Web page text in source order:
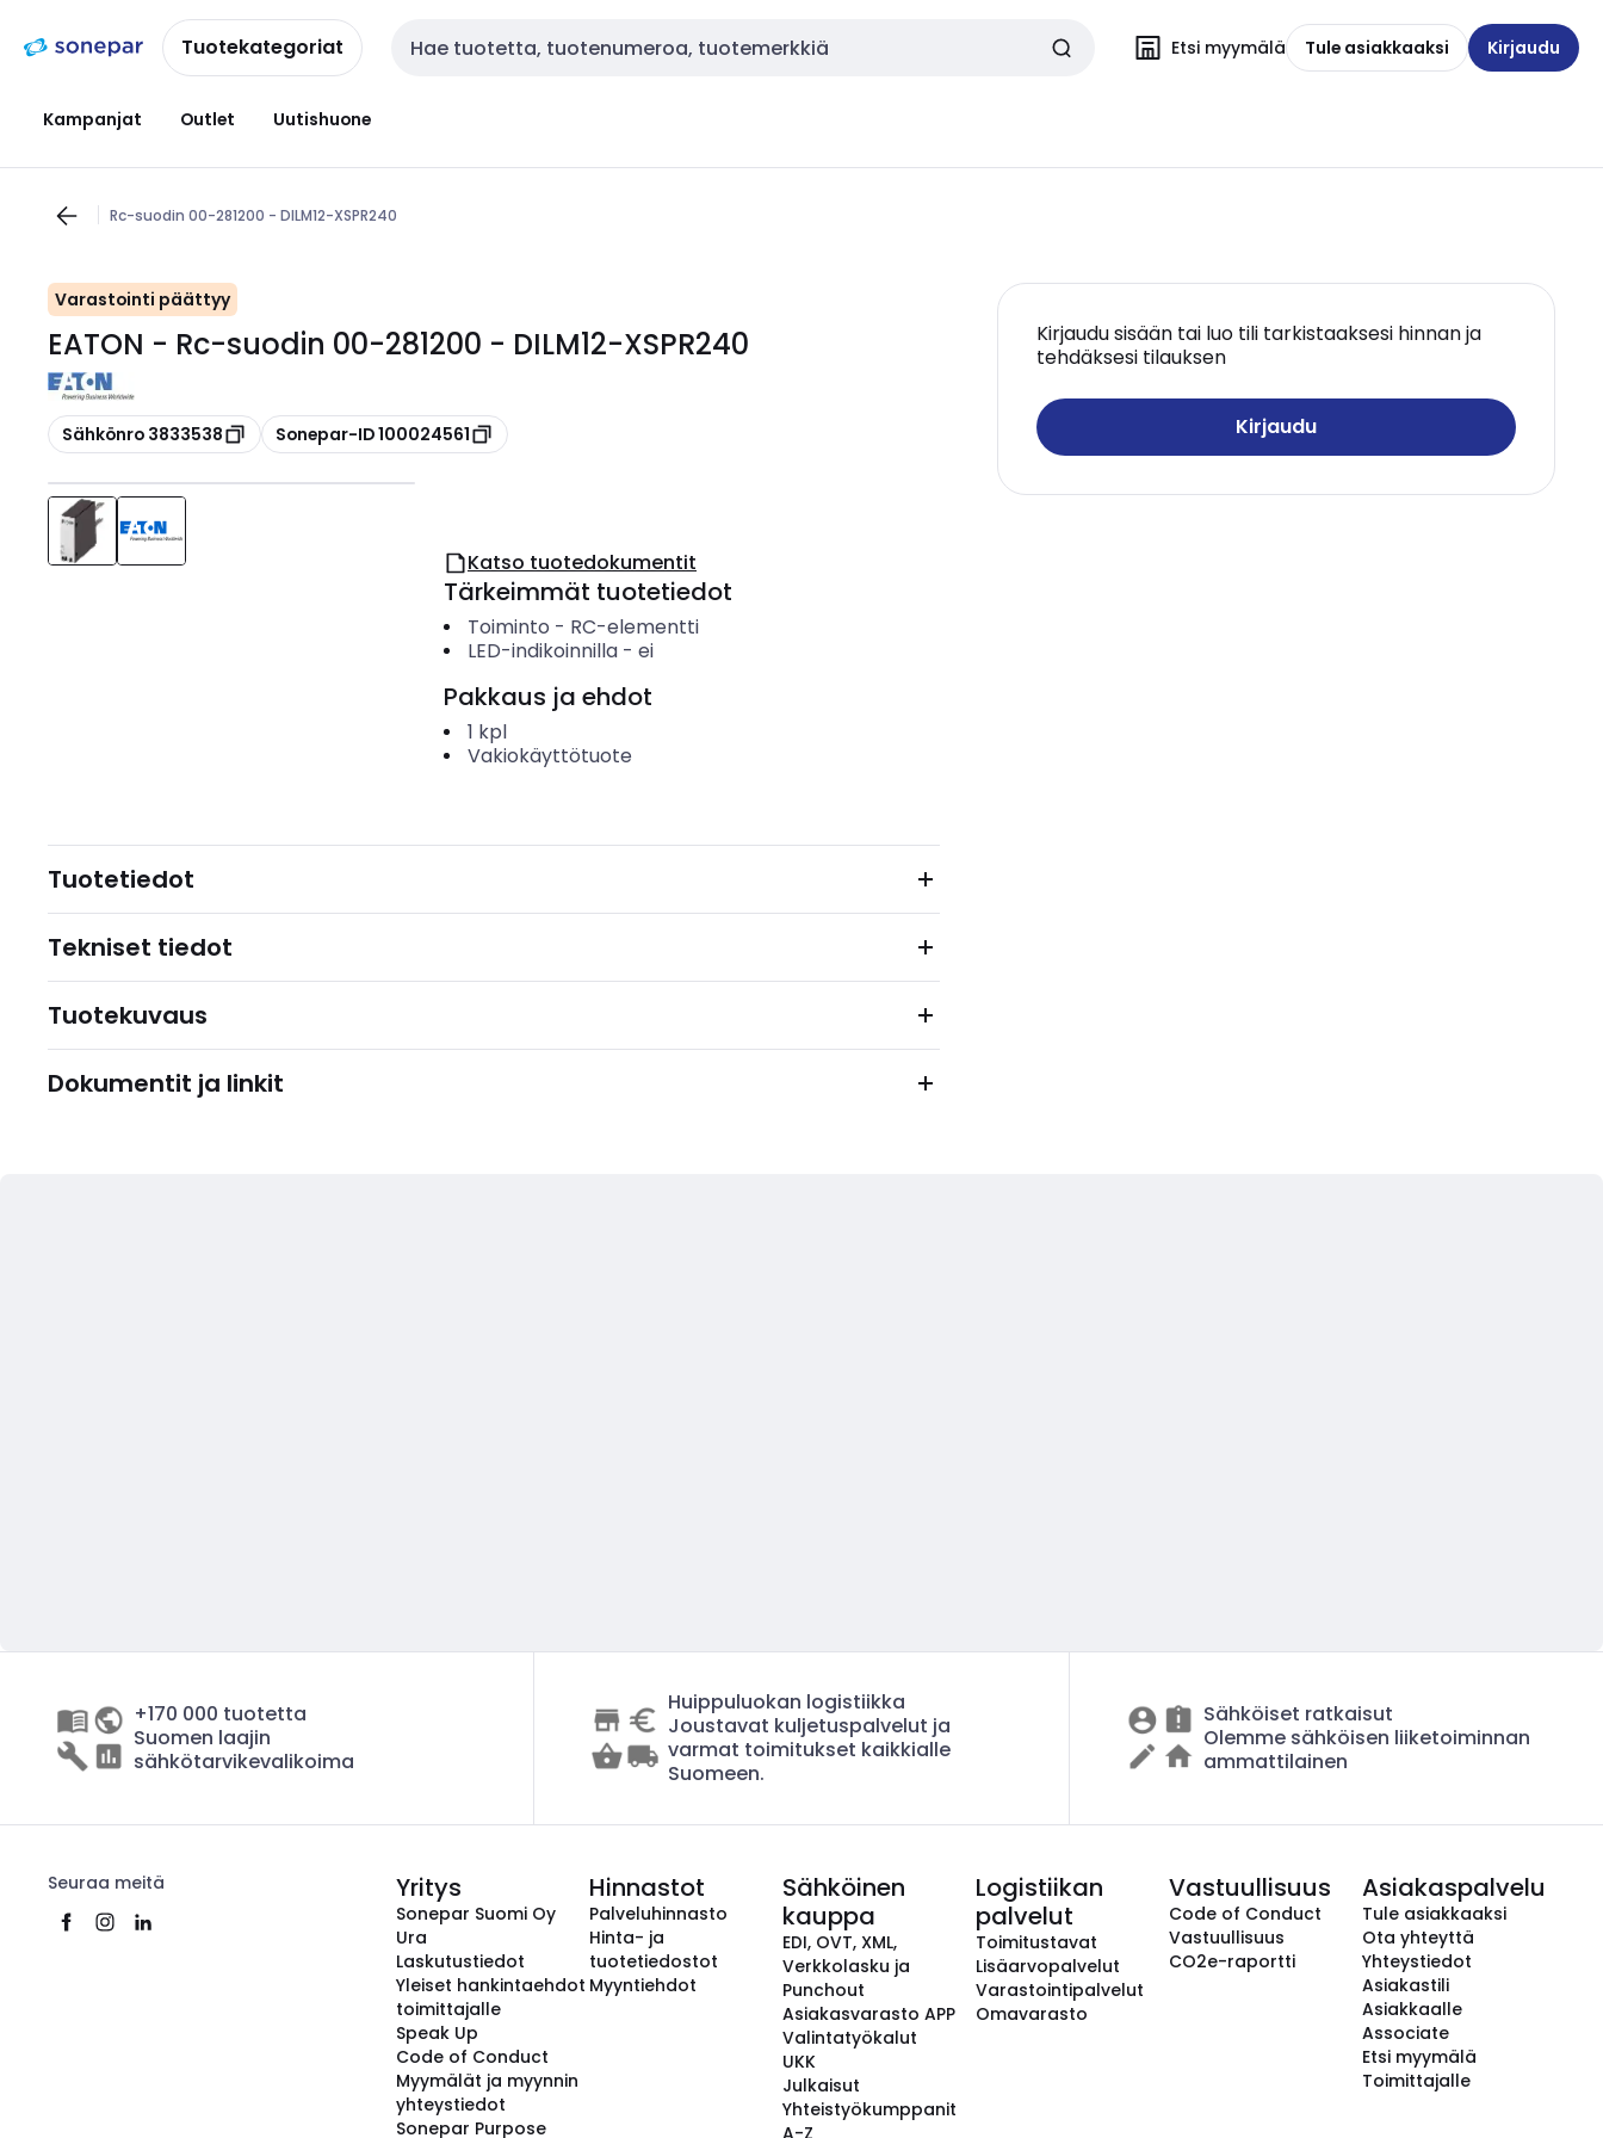
navigointiinsisältöönTuotekategoriat Haku Etsi myymälä Tule asiakkaaksi Kirjaudu
Kampanjat Outlet Uutishuone
Rc-suodin 00-281200 - DILM12-XSPR240
Varastointi päättyy
EATON - Rc-suodin 00-281200 - DILM12-XSPR240
Kopioi
Sähkönro 3833538 Kopioi
Sonepar-ID 100024561
Kirjaudu sisään tai luo tili tarkistaaksesi hinnan ja
tehdäksesi tilauksen
Kirjaudu
Katso tuotedokumentit
Tärkeimmät tuotetiedot
Toiminto - RC-elementti
LED-indikoinnilla- ei
Pakkaus ja ehdot
1 kpl
Vakiokäyttötuote
Tuotetiedot
Tekniset tiedot
Tuotekuvaus
Dokumentit ja linkit
+170 000 tuotetta
Suomen laajin
sähkötarvikevalikoima
Huippuluokan logistiikka
Joustavat kuljetuspalvelut ja
varmat toimitukset kaikkialle
Suomeen.
Sähköiset ratkaisut
Olemme sähköisen liiketoiminnan
ammattilainen
Seuraa meitä Yritys
Sonepar Suomi Oy
Ura
Laskutustiedot
Yleiset hankintaehdot
toimittajalle
Speak Up
Code of Conduct
Myymälät ja myynnin
yhteystiedot
Sonepar Purpose
Hinnastot
Palveluhinnasto
Hinta- ja
tuotetiedostot
Myyntiehdot
Sähköinen
kauppa
EDI, OVT, XML,
Verkkolasku ja
Punchout
Asiakasvarasto APP
Valintatyökalut
UKK
Julkaisut
Yhteistyökumppanit
A-Z
Logistiikan
palvelut
Toimitustavat
Lisäarvopalvelut
Varastointipalvelut
Omavarasto
Vastuullisuus
Code of Conduct
Vastuullisuus
CO2e-raportti
Asiakaspalvelu
Tule asiakkaaksi
Ota yhteyttä
Yhteystiedot
Asiakastili
Asiakkaalle
Associate
Etsi myymälä
Toimittajalle